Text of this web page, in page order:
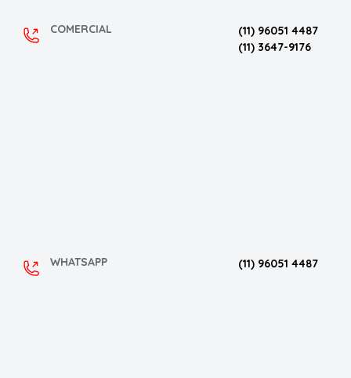
COMERCIAL
(11) 96051 4487
(11) 3647-9176
WHATSAPP (11) 96051 4487